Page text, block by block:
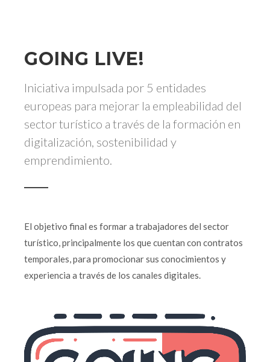
GOING LIVE!
Iniciativa impulsada por 5 entidades
europeas para mejorar la empleabilidad del
sector turístico a través de la formación en
digitalización, sostenibilidad y
emprendimiento.
El objetivo final es formar a trabajadores del sector
turístico, principalmente los que cuentan con contratos
temporales, para promocionar sus conocimientos y
experiencia a través de los canales digitales.